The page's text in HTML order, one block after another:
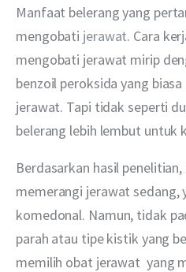
Manfaat belerang yang
mengobati jerawat. Cara
mengobati jerawat mirip
benzoil peroksida yang
jerawat. Tapi tidak seperti
belerang lebih lembut untuk
Berdasarkan hasil
memerangi jerawat sedang,
komedonal. Namun, tidak
parah atau tipe kistik yang
memilih obat jerawat  yang